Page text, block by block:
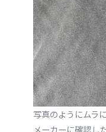
写真のようにムラ
メーカーに確認し